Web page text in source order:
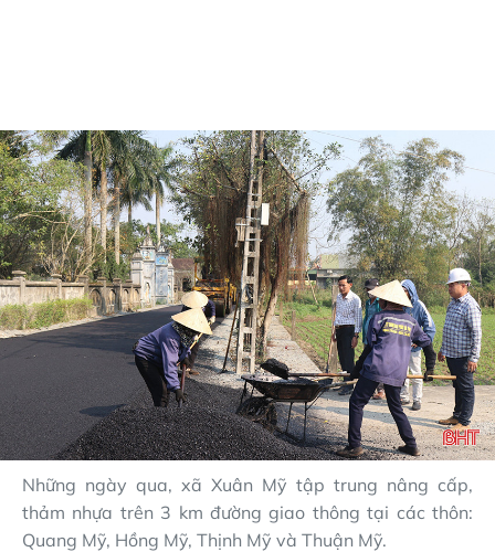
Những ngày qua, xã Xuân Mỹ tập trung nâng cấp,
thảm nhựa trên 3 km đường giao thông tại các thôn:
Quang Mỹ, Hồng Mỹ, Thịnh Mỹ và Thuận Mỹ.